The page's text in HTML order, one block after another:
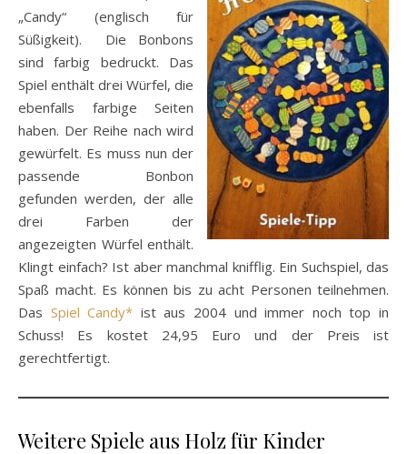
„Candy“ (englisch für
Süßigkeit). Die Bonbons
sind farbig bedruckt. Das
Spiel enthält drei Würfel, die
ebenfalls farbige Seiten
haben. Der Reihe nach wird
gewürfelt. Es muss nun der
passende Bonbon
gefunden werden, der alle
drei Farben der
angezeigten Würfel enthält.
Klingt einfach? Ist aber manchmal knifflig. Ein Suchspiel, das
Spaß macht. Es können bis zu acht Personen teilnehmen.
Das Spiel Candy* ist aus 2004 und immer noch top in
Schuss! Es kostet 24,95 Euro und der Preis ist
gerechtfertigt.
Weitere Spiele aus Holz für Kinder